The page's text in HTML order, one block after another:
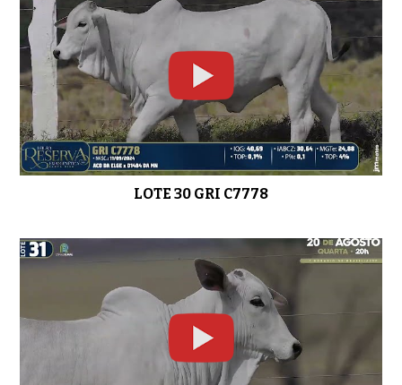
LOTE 30 GRI C7778